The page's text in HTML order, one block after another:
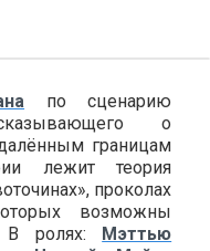
по сценарию
о
границам
лежит теория
проколах
возможны
В ролях:
Мэттью